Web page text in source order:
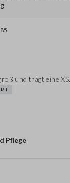
und trägt eine XS.
Pflege